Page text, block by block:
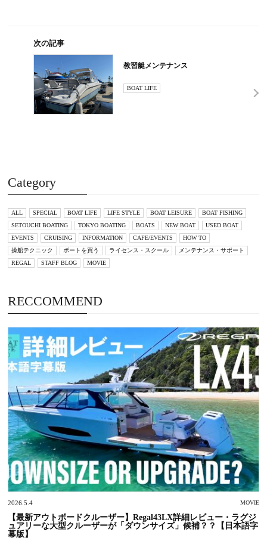
次の記事
教習艇メンテナンス
BOAT LIFE
Category
ALL SPECIAL BOAT LIFE LIFE STYLE BOAT LEISURE
BOAT FISHING
SETOUCHI BOATING
TOKYO BOATING BOATS NEW BOAT
USED BOAT
EVENTS
CRUISING INFORMATION CAFE/EVENTS
HOW TO
操船テクニック
ボートを買う ライセンス・スクール
メンテナンス・サポート
REGAL
STAFF BLOG MOVIE
RECCOMMEND
2026.5.4 MOVIE
【最新アウトボードクルーザー】Regal43LX詳細レビュー・ラグジ
ュアリーな大型クルーザーが「ダウンサイズ」候補？？【日本語字
幕版】